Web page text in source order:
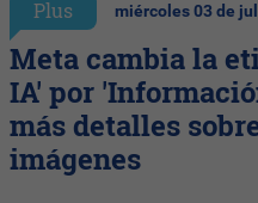
Plus miércoles 03 de
Meta cambia la
IA' por
más detalles
imágenes